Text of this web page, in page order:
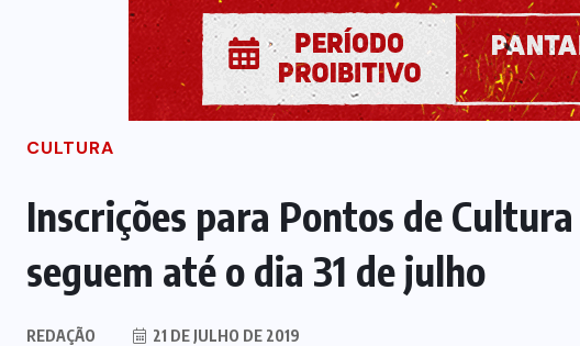
CULTURA
Inscrições para Pontos de
seguem até o dia 31 de julho
REDAÇÃO 21 DE JULHO DE 2019